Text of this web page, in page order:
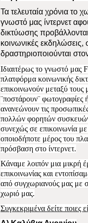
Τα τελευταία χρόνια το
γνωστό μας ίντερνετ
δικτύωσης
κοινωνικές
δραστηριοποιούνται
Ιδιαιτέρως το γνωστό μας
πλατφόρμα κοινωνικής
επικοινωνούν μεταξύ
¨ποστάρουν¨ φωτογραφίες
ανανεώνουν τις
πολλών φορητών συσκευών
συνεχώς σε επικοινωνία
οποιοδήποτε μέρος του
πρόσβαση στο ίντερνετ.
Κάναμε λοιπόν μια μικρή
επικοινωνίας και
από συγχωριανούς μας με
χωριό μας.
Συγκεκριμένα δείτε ποιες